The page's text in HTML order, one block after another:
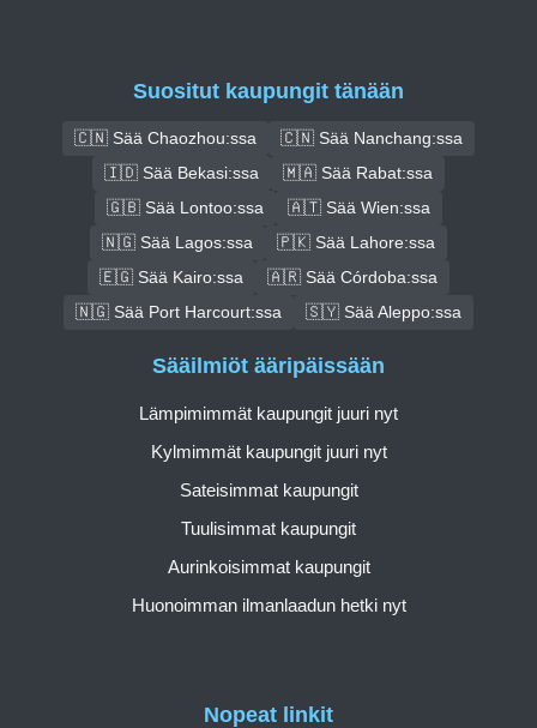
Suositut kaupungit tänään
🇨🇳 Sää Chaozhou:ssa
🇨🇳 Sää Nanchang:ssa
🇮🇩 Sää Bekasi:ssa
🇲🇦 Sää Rabat:ssa
🇬🇧 Sää Lontoo:ssa
🇦🇹 Sää Wien:ssa
🇳🇬 Sää Lagos:ssa
🇵🇰 Sää Lahore:ssa
🇪🇬 Sää Kairo:ssa
🇦🇷 Sää Córdoba:ssa
🇳🇬 Sää Port Harcourt:ssa
🇸🇾 Sää Aleppo:ssa
Nopeat linkit
Sääilmiöt ääripäissään
Lämpimimmät kaupungit juuri nyt
Kylmimmät kaupungit juuri nyt
Sateisimmat kaupungit
Tuulisimmat kaupungit
Aurinkoisimmat kaupungit
Huonoimman ilmanlaadun hetki nyt